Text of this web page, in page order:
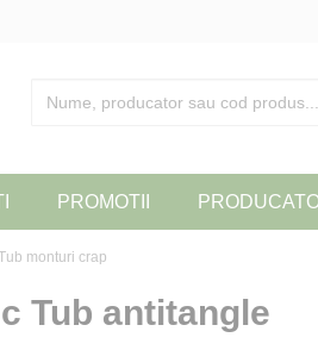
PROMOTII
monturi crap
Tub antitangle